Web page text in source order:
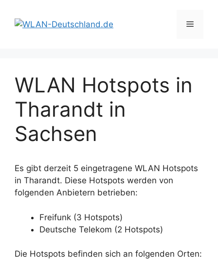
Inhalt
springen
Menü
WLAN Hotspots in
Tharandt in
Sachsen
Es gibt derzeit 5 eingetragene WLAN Hotspots
in Tharandt. Diese Hotspots werden von
folgenden Anbietern betrieben:
Freifunk (3 Hotspots)
Deutsche Telekom (2 Hotspots)
Die Hotspots befinden sich an folgenden Orten: